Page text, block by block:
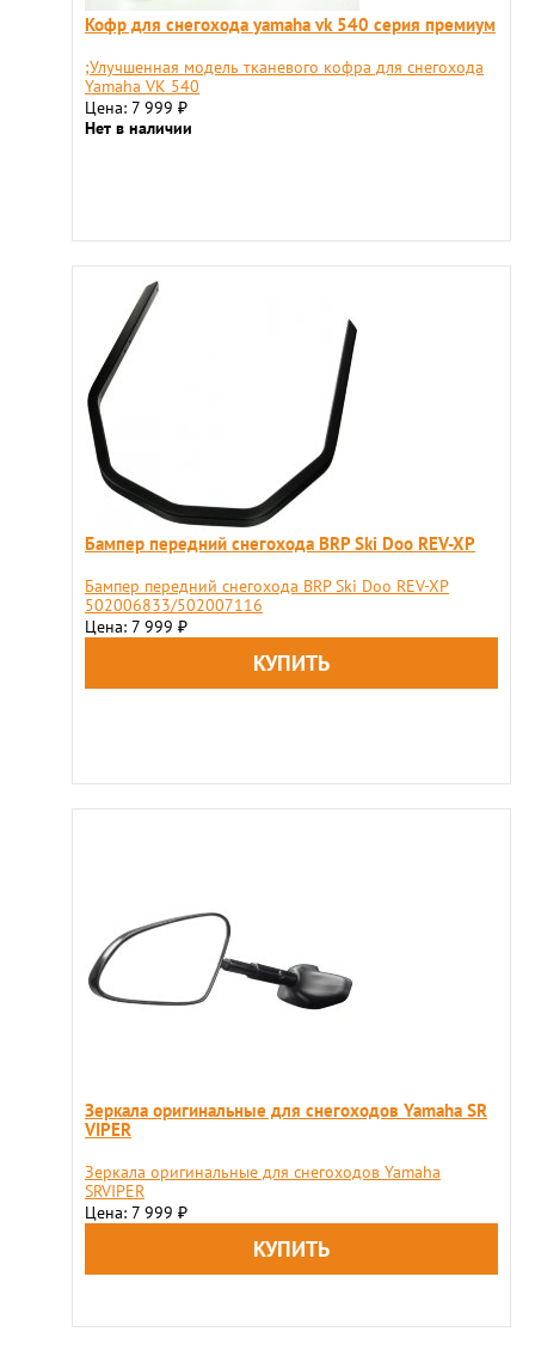
Кофр для снегохода yamaha vk 540 серия премиум
;Улучшенная модель тканевого кофра для снегохода
Yamaha VK 540
Цена: 7 999 ₽
Нет в наличии
Бампер передний снегохода BRP Ski Doo REV-XP
Бампер передний снегохода BRP Ski Doo REV-XP
502006833/502007116
Цена: 7 999 ₽
Зеркала оригинальные для снегоходов Yamaha SR
VIPER
Зеркала оригинальные для снегоходов Yamaha
SRVIPER
Цена: 7 999 ₽